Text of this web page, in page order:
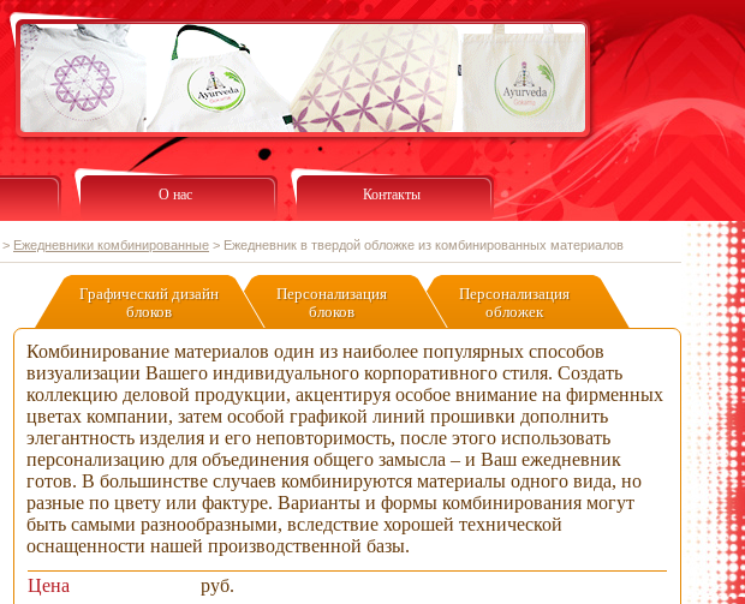
О нас Контакты
> Ежедневники комбинированные > Ежедневник в твердой обложке из комбинированных материалов
Графический дизайн
блоков
Персонализация
блоков
Персонализация
обложек
Комбинирование материалов один из наиболее популярных способов
визуализации Вашего индивидуального корпоративного стиля. Создать
коллекцию деловой продукции, акцентируя особое внимание на фирменных
цветах компании, затем особой графикой линий прошивки дополнить
элегантность изделия и его неповторимость, после этого использовать
персонализацию для объединения общего замысла – и Ваш ежедневник
готов. В большинстве случаев комбинируются материалы одного вида, но
разные по цвету или фактуре. Варианты и формы комбинирования могут
быть самыми разнообразными, вследствие хорошей технической
оснащенности нашей производственной базы.
Цена
руб.